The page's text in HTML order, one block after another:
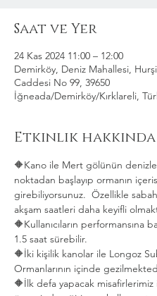
Saat ve Yer
24 Kas 2024 11:00 – 12:00
Demirköy, Deniz Mahallesi,
Caddesi No 99, 39650
İğneada/Demirköy/Kırklareli,
Etkinlik hakkında
🔶Kano ile Mert gölünün
noktadan başlayıp ormanın
girebiliyorsunuz.  Özellikle
akşam saatleri daha keyifli
🔶Kullanıcıların performansına
1.5 saat sürebilir.
🔶İki kişilik kanolar ile Longoz
Ormanlarının içinde
🔶İlk defa yapacak misafirlerimiz